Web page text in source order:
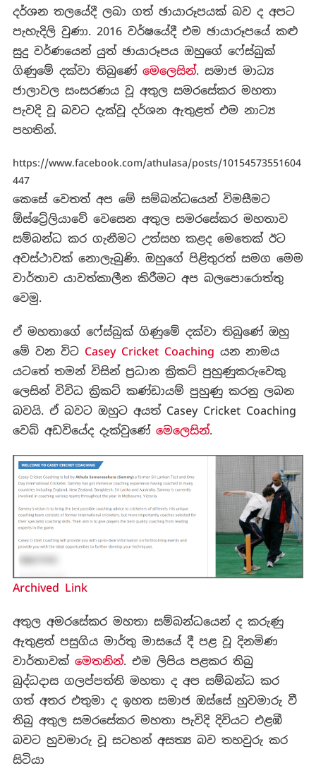
දර්ශන තලයේදී ලබා ගත් ඡායාරූපයක් බව ද අපට
පැහැදිලි වුණා. 2016 වර්ෂයේදී එම ඡායාරූපයේ කළු
සුදු වර්ණයෙන් යුත් ඡායාරූපය ඔහුගේ ෆේස්බුක්
ගිණුමේ දක්වා තිබුණේ මෙලෙසින්. සමාජ මාධ්‍ය
ජාලාවල සංසරණය වූ අතුල සමරසේකර මහතා
පැවදි වූ බවට දැක්වූ දර්ශන ඇතුළත් එම නාට්‍ය
පහතින්.
https://www.facebook.com/athulasa/posts/10154573551604
447
කෙසේ වෙතත් අප මේ සම්බන්ධයෙන් විමසීමට
ඕස්ට්‍රේලියාවේ වෙසෙන අතුල සමරසේකර මහතාව
සම්බන්ධ කර ගැනීමට උත්සහ කළද මෙතෙක් ඊට
අවස්ථාවක් නොලැබුණි. ඔහුගේ පිළිතුරත් සමග මෙම
වාර්තාව යාවත්කාලීන කිරීමට අප බලපොරොත්තු
වෙමු.
ඒ මහතාගේ ෆේස්බුක් ගිණුමේ දක්වා තිබුණේ ඔහු
මේ වන විට Casey Cricket Coaching යන නාමය
යටතේ තමන් විසින් ප්‍රධාන ක්‍රිකට් පුහුණුකරුවෙකු
ලෙසින් විවිධ ක්‍රිකට් කණ්ඩායම් පුහුණු කරනු ලබන
බවයි. ඒ බවට ඔහුට අයත් Casey Cricket Coaching
වෙබ් අඩවියේද දැක්වුණේ මෙලෙසින්.
Archived Link
අතුල අමරසේකර මහතා සම්බන්ධයෙන් ද කරුණු
ඇතුළත් පසුගිය මාර්තු මාසයේ දී පළ වූ දිනමිණ
වාර්තාවක් මෙතනින්. එම ලිපිය පළකර තිබු
බුද්ධදාස ගලප්පත්ති මහතා ද අප සම්බන්ධ කර
ගත් අතර එතුමා ද ඉහත සමාජ ඔස්සේ හුවමාරු වී
තිබු අතුල සමරසේකර මහතා පැවිදි දිවියට එළඹී
බවට හුවමාරු වූ සටහන් අසත්‍ය බව තහවුරු කර
සිටියා